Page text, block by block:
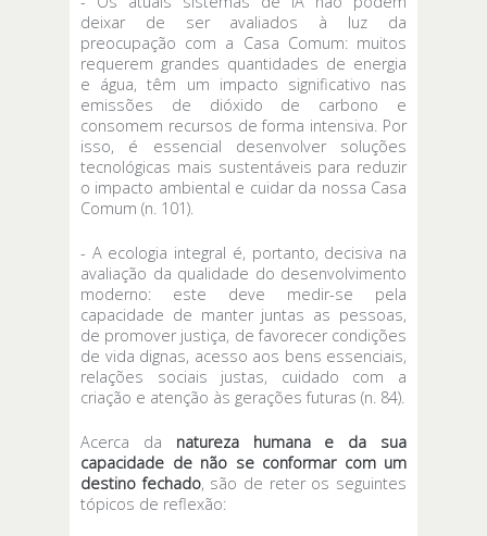
deixar de ser avaliados à luz da
preocupação com a Casa Comum: muitos
requerem grandes quantidades de energia
e água, têm um impacto significativo nas
emissões de dióxido de carbono e
consomem recursos de forma intensiva. Por
isso, é essencial desenvolver soluções
tecnológicas mais sustentáveis para reduzir
o impacto ambiental e cuidar da nossa Casa
Comum (n. 101).
- A ecologia integral é, portanto, decisiva na
avaliação da qualidade do desenvolvimento
moderno: este deve medir-se pela
capacidade de manter juntas as pessoas,
de promover justiça, de favorecer condições
de vida dignas, acesso aos bens essenciais,
relações sociais justas, cuidado com a
criação e atenção às gerações futuras (n. 84).
Acerca da natureza humana e da sua
capacidade de não se conformar com um
destino fechado, são de reter os seguintes
tópicos de reflexão: